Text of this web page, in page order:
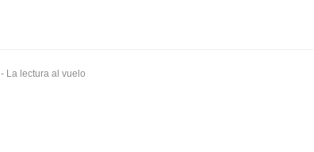
- La lectura al vuelo